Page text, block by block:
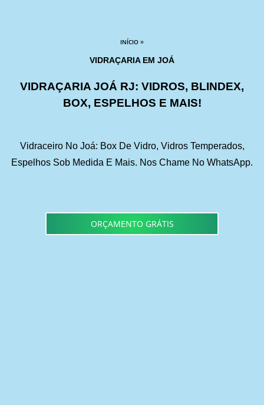
INÍCIO »
VIDRAÇARIA EM JOÁ
VIDRAÇARIA JOÁ RJ: VIDROS, BLINDEX,
BOX, ESPELHOS E MAIS!
Vidraceiro No Joá: Box De Vidro, Vidros Temperados,
Espelhos Sob Medida E Mais. Nos Chame No WhatsApp.
ORÇAMENTO GRÁTIS